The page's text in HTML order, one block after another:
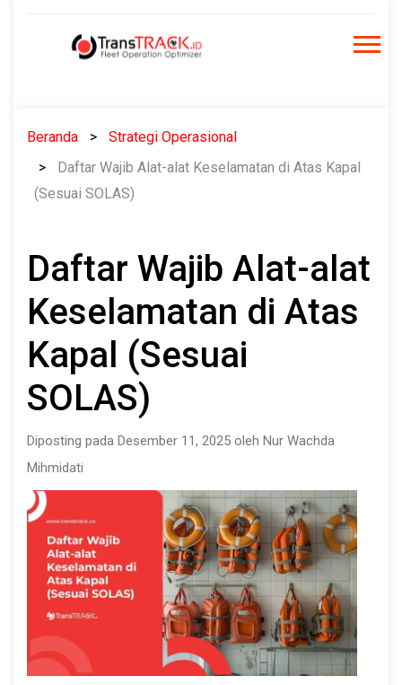
Beranda
Strategi Operasional
Daftar Wajib Alat-alat Keselamatan di Atas Kapal
(Sesuai SOLAS)
Daftar Wajib Alat-alat
Keselamatan di Atas
Kapal (Sesuai
SOLAS)
Diposting pada Desember 11, 2025 oleh Nur Wachda
Mihmidati